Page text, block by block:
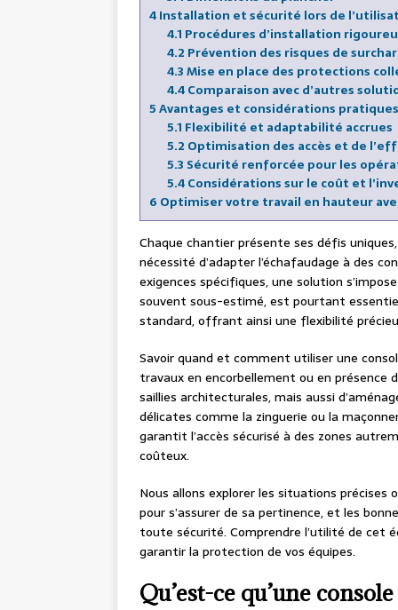
4Installation et sécurité lors de
4.1 Procédures d’installation
4.2 Prévention des risques de
4.3Mise en place des protections
4.4Comparaison avec d’autres
5Avantages et considérations pratiques
5.1 Flexibilité et adaptabilité accrues
5.2 Optimisation des accès et de
5.3 Sécurité renforcée pour les
5.4Considérations sur le coût et
6 Optimiser votre travail en hauteur
Chaque chantier présente ses défis
nécessité d’adapter l’échafaudage à des
exigences spécifiques, une solution
souvent sous-estimé, est pourtant
standard, offrant ainsi une flexibilité
Savoir quand et comment utiliser une
travaux en encorbellement ou en présence
saillies architecturales, mais aussi
délicates comme la zinguerie ou la
garantit l’accès sécurisé à des zones
coûteux.
Nous allons explorer les situations
pour s’assurer de sa pertinence, et les
toute sécurité. Comprendre l’utilité de cet
garantir la protection de vos équipes.
Qu’est-ce qu’une